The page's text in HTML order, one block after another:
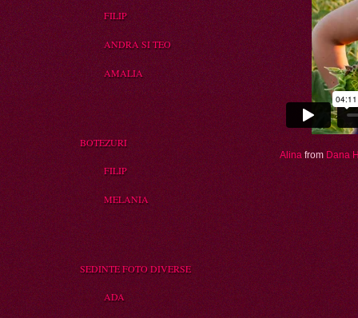
Alina from Dana
FILIP
ANDRA SI TEO
AMALIA
BOTEZURI
FILIP
MELANIA
SEDINTE FOTO DIVERSE
ADA